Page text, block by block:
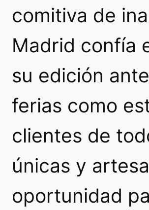
comitiva de
Madrid confía
su edición
ferias como
clientes de
únicas y
oportunidad